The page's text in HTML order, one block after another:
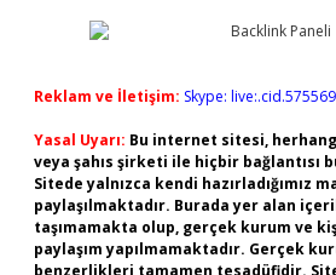
Reklam ve İletişim: Skype:
Yasal Uyarı: Bu internet sitesi,
veya şahıs şirketi ile hiçbir bağlantısı
Sitede yalnızca kendi hazırladığımız
paylaşılmaktadır. Burada yer alan
taşımamakta olup, gerçek kurum ve
paylaşım yapılmamaktadır. Gerçek
benzerlikleri tamamen tesadüfidir.